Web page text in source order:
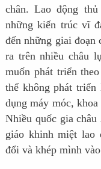
chân. Lao động
những kiến trúc vĩ
đến những giai đoạn
ra trên nhiều châu
muốn phát triển
thể không phát
dụng máy móc,
Nhiều quốc gia
giáo khinh miệt lao
đổi và khép mình